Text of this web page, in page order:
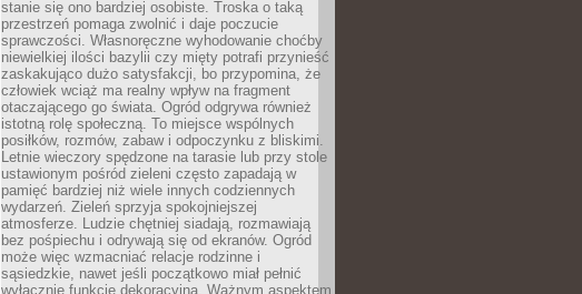
stanie się ono bardziej osobiste. Troska o taką
przestrzeń pomaga zwolnić i daje poczucie
sprawczości. Własnoręczne wyhodowanie choćby
niewielkiej ilości bazylii czy mięty potrafi przynieść
zaskakująco dużo satysfakcji, bo przypomina, że
człowiek wciąż ma realny wpływ na fragment
otaczającego go świata. Ogród odgrywa również
istotną rolę społeczną. To miejsce wspólnych
posiłków, rozmów, zabaw i odpoczynku z bliskimi.
Letnie wieczory spędzone na tarasie lub przy stole
ustawionym pośród zieleni często zapadają w
pamięć bardziej niż wiele innych codziennych
wydarzeń. Zieleń sprzyja spokojniejszej
atmosferze. Ludzie chętniej siadają, rozmawiają
bez pośpiechu i odrywają się od ekranów. Ogród
może więc wzmacniać relacje rodzinne i
sąsiedzkie, nawet jeśli początkowo miał pełnić
wyłącznie funkcję dekoracyjną. Ważnym aspektem